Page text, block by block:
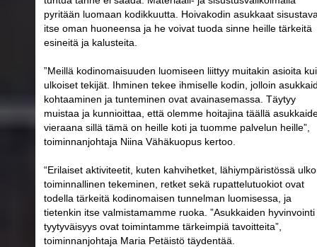
pyritään luomaan kodikkuutta. Hoivakodin asukkaat
itse oman huoneensa ja he voivat tuoda sinne heille tärkeitä
esineitä ja kalusteita.
”Meillä kodinomaisuuden luomiseen liittyy muitakin asioita
ulkoiset tekijät. Ihminen tekee ihmiselle kodin, jolloin
kohtaaminen ja tunteminen ovat avainasemassa. Täytyy
muistaa ja kunnioittaa, että olemme hoitajina täällä
vieraana sillä tämä on heille koti ja tuomme palvelun heille”,
toiminnanjohtaja Niina Vähäkuopus kertoo.
“Erilaiset aktiviteetit, kuten kahvihetket, lähiympäristössä
toiminnallinen tekeminen, retket sekä rupattelutuokiot ovat
todella tärkeitä kodinomaisen tunnelman luomisessa, ja
tietenkin itse valmistamamme ruoka. ”Asukkaiden hyvinvointi
tyytyväisyys ovat toimintamme tärkeimpiä tavoitteita”,
toiminnanjohtaja Maria Petäistö täydentää.